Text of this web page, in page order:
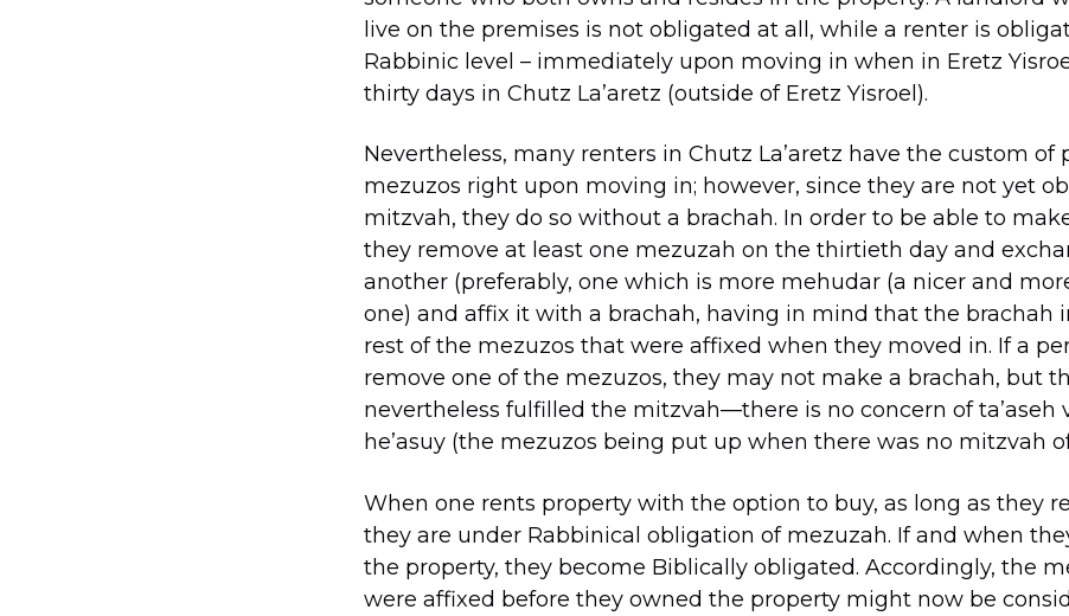
live on the premises is not obligated at all, while a renter is
Rabbinic level – immediately upon moving in when in Eretz
thirty days in Chutz La’aretz (outside of Eretz Yisroel).
Nevertheless, many renters in Chutz La’aretz have the custom of
mezuzos right upon moving in; however, since they are not yet
mitzvah, they do so without a brachah. In order to be able to
they remove at least one mezuzah on the thirtieth day and
another (preferably, one which is more mehudar (a nicer and
one) and affix it with a brachah, having in mind that the brachah
rest of the mezuzos that were affixed when they moved in. If a
remove one of the mezuzos, they may not make a brachah, but
nevertheless fulfilled the mitzvah—there is no concern of ta’aseh
he’asuy (the mezuzos being put up when there was no mitzvah
When one rents property with the option to buy, as long as they
they are under Rabbinical obligation of mezuzah. If and when
the property, they become Biblically obligated. Accordingly, the
were affixed before they owned the property might now be